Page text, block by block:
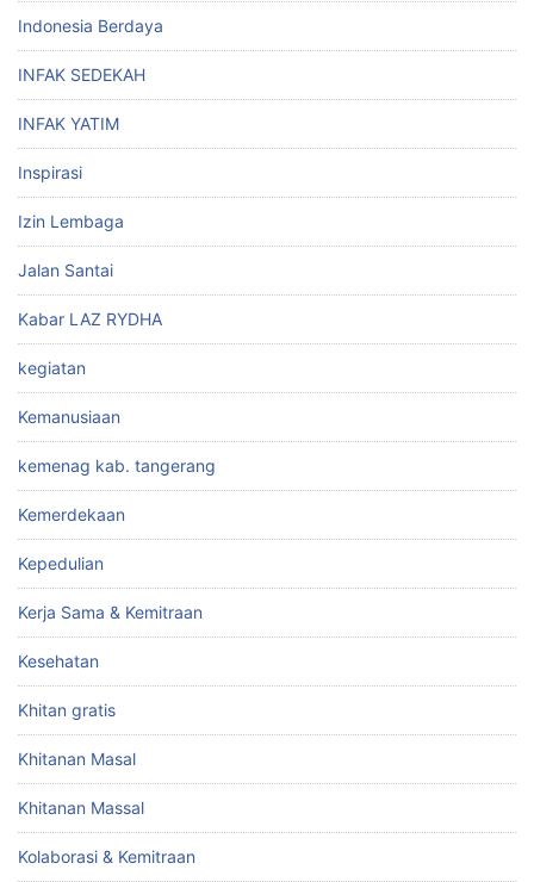
Indonesia Berdaya
INFAK SEDEKAH
INFAK YATIM
Inspirasi
Izin Lembaga
Jalan Santai
Kabar LAZ RYDHA
kegiatan
Kemanusiaan
kemenag kab. tangerang
Kemerdekaan
Kepedulian
Kerja Sama & Kemitraan
Kesehatan
Khitan gratis
Khitanan Masal
Khitanan Massal
Kolaborasi & Kemitraan